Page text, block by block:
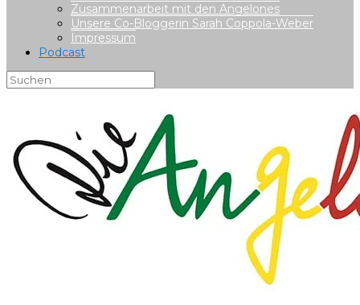
Zusammenarbeit mit den Angelones
Unsere Co-Bloggerin Sarah Coppola-Weber
Impressum
Podcast